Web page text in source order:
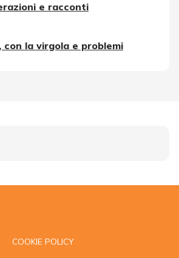
e racconti
con la virgola e problemi
COOKIE POLICY